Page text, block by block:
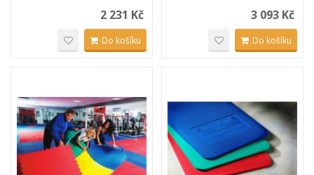
2 231 Kč
Do košíku
3 093 Kč
Do košíku